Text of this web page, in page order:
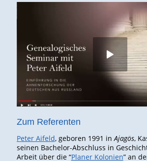
Zum Referenten
Peter Aifeld, geboren 1991 inAjagös,
seinen Bachelor-Abschluss in
Arbeit über die “Planer Kolonien” an